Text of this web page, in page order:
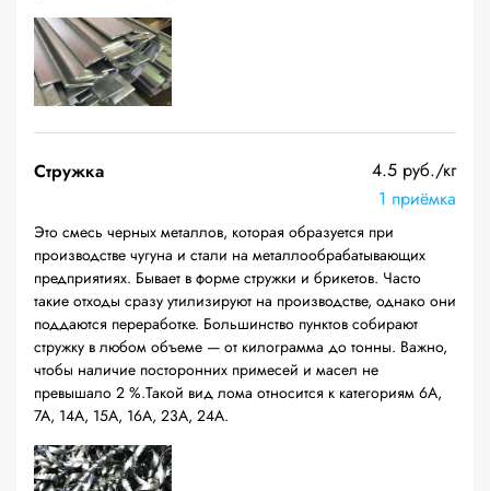
Стружка
4.5 руб./кг
1 приёмка
Это смесь черных металлов, которая образуется при
производстве чугуна и стали на металлообрабатывающих
предприятиях. Бывает в форме стружки и брикетов. Часто
такие отходы сразу утилизируют на производстве, однако они
поддаются переработке. Большинство пунктов собирают
стружку в любом объеме — от килограмма до тонны. Важно,
чтобы наличие посторонних примесей и масел не
превышало 2 %.Такой вид лома относится к категориям 6А,
7А, 14А, 15А, 16А, 23А, 24А.